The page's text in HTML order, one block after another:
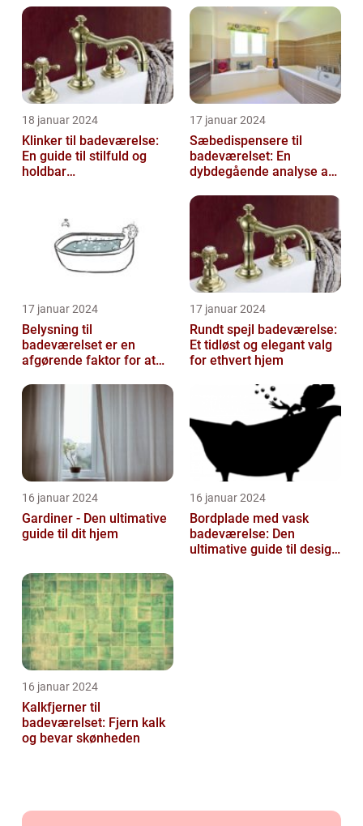
18 januar 2024
Klinker til badeværelse:
En guide til stilfuld og
holdbar
17 januar 2024
Sæbedispensere til
badeværelset: En
dybdegående analyse af
dit hjem
17 januar 2024
Belysning til
badeværelset er en
afgørende faktor for at
funktionalitet i rummet...
17 januar 2024
Rundt spejl badeværelse:
Et tidløst og elegant valg
for ethvert hjem
16 januar 2024
Gardiner - Den ultimative
guide til dit hjem
16 januar 2024
Bordplade med vask
badeværelse: Den
ultimative guide til design
16 januar 2024
Kalkfjerner til
badeværelset: Fjern kalk
og bevar skønheden